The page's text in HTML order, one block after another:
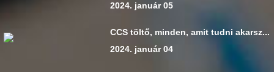
2024. január 05
CCS töltő, minden, amit tudni akarsz...
2024. január 04